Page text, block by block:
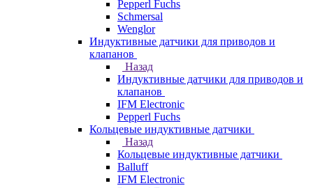
Pepperl Fuchs
Schmersal
Wenglor
Индуктивные датчики для приводов и
клапанов
Назад
Индуктивные датчики для приводов и
клапанов
IFM Electronic
Pepperl Fuchs
Кольцевые индуктивные датчики
Назад
Кольцевые индуктивные датчики
Balluff
IFM Electronic